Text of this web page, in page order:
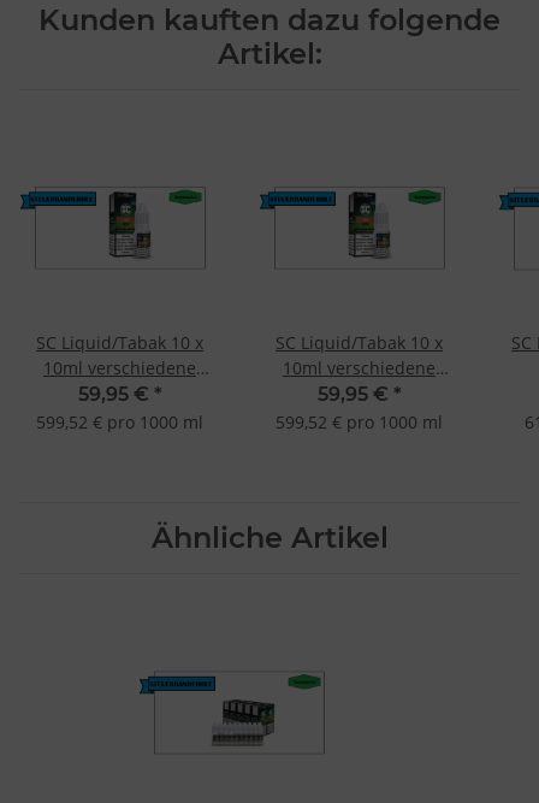
Kunden kauften dazu folgende
Artikel:
SC Liquid/Tabak 10 x
10ml verschiedene
Geschmacksrichtungen
Pure Tabak-3mg
59,95 € *
599,52 € pro 1000 ml
SC Liquid/Tabak 10 x
10ml verschiedene
Geschmacksrichtungen
Pure Tabak-12mg
59,95 € *
599,52 € pro 1000 ml
Ähnliche Artikel